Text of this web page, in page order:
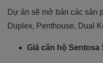
Dự án sẽ mở bán các sản
Duplex, Penthouse, Dual
Giá căn hộ Sentosa